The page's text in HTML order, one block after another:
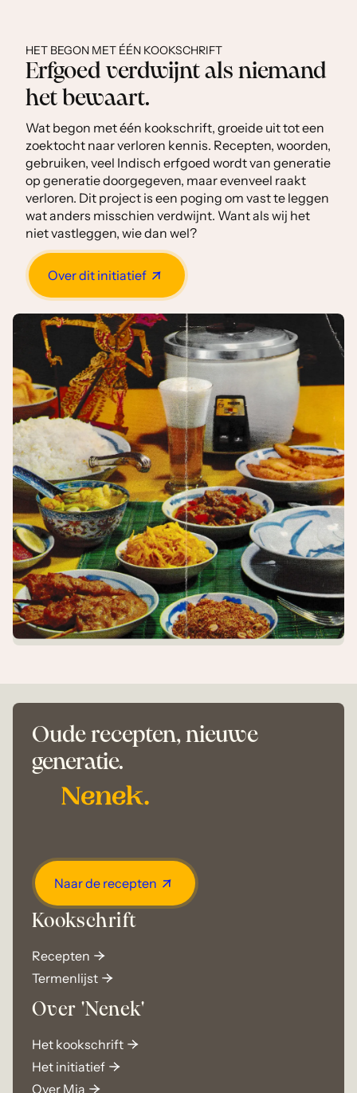
HET BEGON MET ÉÉN KOOKSCHRIFT
Erfgoed verdwijnt als niemand
het bewaart.
Wat begon met één kookschrift, groeide uit tot een
zoektocht naar verloren kennis. Recepten, woorden,
gebruiken, veel Indisch erfgoed wordt van generatie
op generatie doorgegeven, maar evenveel raakt
verloren. Dit project is een poging om vast te leggen
wat anders misschien verdwijnt. Want als wij het
niet vastleggen, wie dan wel?
Over dit initiatief
Oude recepten, nieuwe
generatie.
Naar de recepten
Kookschrift
Recepten
Termenlijst
Over 'Nenek'
Het kookschrift
Het initiatief
Over Mia